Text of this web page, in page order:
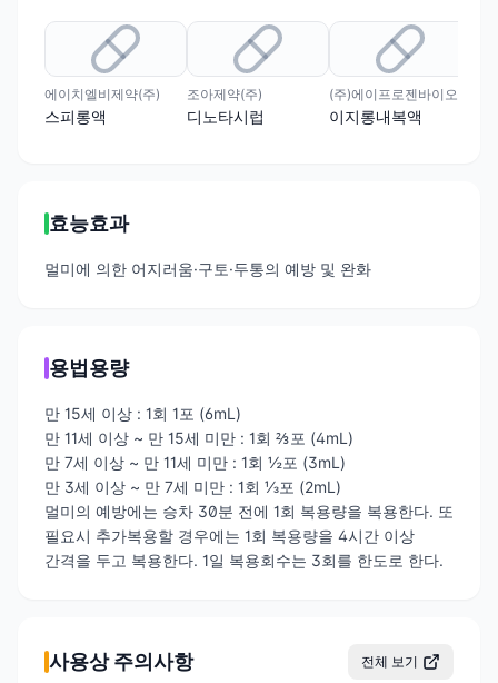
에이치엘비제약(주)
스피롱액
조아제약(주)
디노타시럽 이지롱내복액
효능효과
멀미에 의한 어지러움·구토·두통의 예방 및 완화
용법용량
만 15세 이상 : 1회 1포 (6mL)
만 11세 이상 ~ 만 15세 미만 : 1회 ⅔포 (4mL)
만 7세 이상 ~ 만 11세 미만 : 1회 ½포 (3mL)
만 3세 이상 ~ 만 7세 미만 : 1회 ⅓포 (2mL)
멀미의 예방에는 승차 30분 전에 1회 복용량을 복용한다. 또
필요시 추가복용할 경우에는 1회 복용량을 4시간 이상
간격을 두고 복용한다. 1일 복용회수는 3회를 한도로 한다.
사용상 주의사항 전체 보기